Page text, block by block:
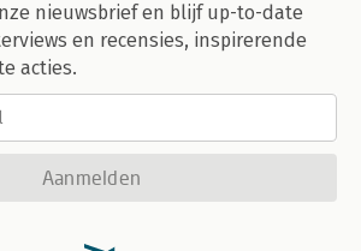
nieuwsbrief en blijf up-to-date
en recensies, inspirerende
acties.
Aanmelden